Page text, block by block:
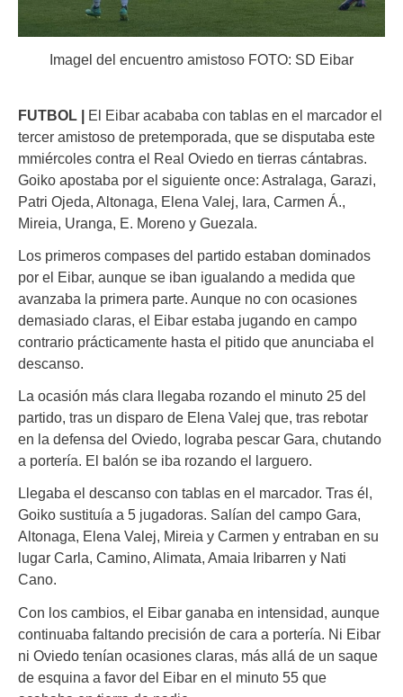
Imagel del encuentro amistoso FOTO: SD Eibar
FUTBOL | El Eibar acababa con tablas en el marcador el
tercer amistoso de pretemporada, que se disputaba este
mmiércoles contra el Real Oviedo en tierras cántabras.
Goiko apostaba por el siguiente once: Astralaga, Garazi,
Patri Ojeda, Altonaga, Elena Valej, Iara, Carmen Á.,
Mireia, Uranga, E. Moreno y Guezala.
Los primeros compases del partido estaban dominados
por el Eibar, aunque se iban igualando a medida que
avanzaba la primera parte. Aunque no con ocasiones
demasiado claras, el Eibar estaba jugando en campo
contrario prácticamente hasta el pitido que anunciaba el
descanso.
La ocasión más clara llegaba rozando el minuto 25 del
partido, tras un disparo de Elena Valej que, tras rebotar
en la defensa del Oviedo, lograba pescar Gara, chutando
a portería. El balón se iba rozando el larguero.
Llegaba el descanso con tablas en el marcador. Tras él,
Goiko sustituía a 5 jugadoras. Salían del campo Gara,
Altonaga, Elena Valej, Mireia y Carmen y entraban en su
lugar Carla, Camino, Alimata, Amaia Iribarren y Nati
Cano.
Con los cambios, el Eibar ganaba en intensidad, aunque
continuaba faltando precisión de cara a portería. Ni Eibar
ni Oviedo tenían ocasiones claras, más allá de un saque
de esquina a favor del Eibar en el minuto 55 que